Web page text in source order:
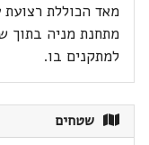
מאד הכוללת רצועת
מתחנת מניה בתוך
למתקנים בו.
שטחים